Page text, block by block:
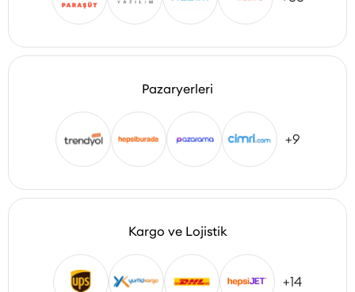
Pazaryerleri
+9
Kargo ve Lojistik
+14